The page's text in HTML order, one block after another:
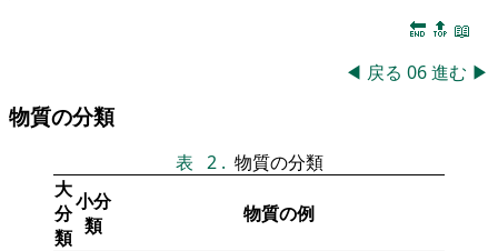
🔚 🔝 📖
◀ 戻る 06進む ▶
物質の分類
表 2 . 物質の分類
大
分
類
小分
類
物質の例